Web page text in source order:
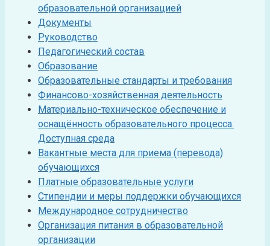
Круглый стол «Искусство Сердца и
Души» в рамках «Года Дошкольного
образования» средствами
инновационных педагогических
технологий и практик Путь к Сердцу
ученика есть чистое Сердце
учителя».
Опубликовано: 12.02.2026
«Сердце всё знает… когда ищешь ответ на
сложный вопрос, когда что-то бывает
непонятно, положи перед сном мысль на
образовательной организацией
Документы
Руководство
Педагогический состав
Образование
Образовательные стандарты и требования
Финансово-хозяйственная деятельность
Материально-техническое обеспечение и
оснащённость образовательного процесса.
Доступная среда
Вакантные места для приема (перевода)
обучающихся
Платные образовательные услуги
Стипендии и меры поддержки обучающихся
Международное сотрудничество
Организация питания в образовательной
организации